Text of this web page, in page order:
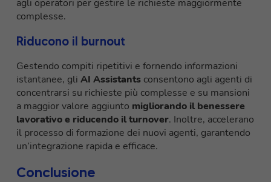
agli operatori per gestire le richieste maggiormente
complesse.
Riducono il burnout
Gestendo compiti ripetitivi e fornendo informazioni
istantanee, gli AI Assistants consentono agli agenti di
concentrarsi su richieste più complesse e su mansioni
a maggior valore aggiunto migliorando il benessere
lavorativo e riducendo il turnover. Inoltre, accelerano
il processo di formazione dei nuovi agenti, garantendo
un’integrazione rapida e efficace.
Conclusione